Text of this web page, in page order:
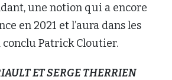
une notion qui a encore
en 2021 et l’aura dans les
conclu Patrick Cloutier.
ET SERGE THERRIEN